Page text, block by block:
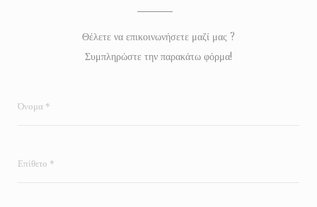
Θέλετε να επικοινωνήσετε μαζί μας ?
Συμπληρώστε την παρακάτω φόρμα!